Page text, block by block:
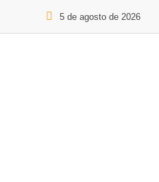
5 de agosto de 2026